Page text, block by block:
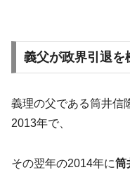
義父が政界引退を
義理の父である筒井信
2013年で、
その翌年の2014年に筒